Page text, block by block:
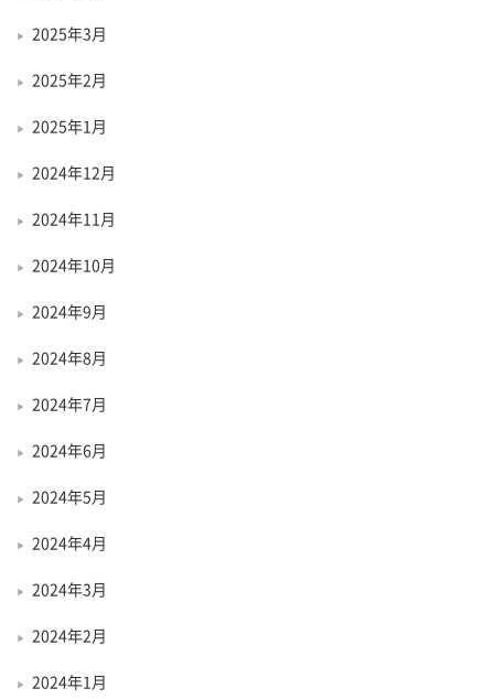
2025年3月
2025年2月
2025年1月
2024年12月
2024年11月
2024年10月
2024年9月
2024年8月
2024年7月
2024年6月
2024年5月
2024年4月
2024年3月
2024年2月
2024年1月